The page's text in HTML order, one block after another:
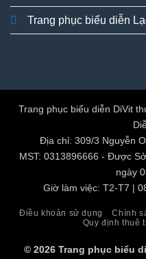
Trang phục biểu diễn
Trang phục biểu diễn DiVit
Địa chỉ: 309/3 Nguyễn
MST: 0313896666 - Được
ngày
Giờ làm việc: T2-T7 |
Điều khoản sử dụng
Chính
Quy định thuê
© 2026 Trang phục biểu